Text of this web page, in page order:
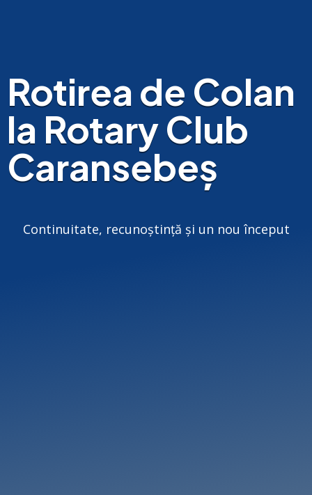
Rotirea de Colan
la Rotary Club
Caransebeș
Continuitate, recunoștință și un nou început